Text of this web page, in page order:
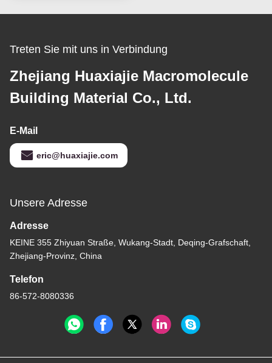
Treten Sie mit uns in Verbindung
Zhejiang Huaxiajie Macromolecule
Building Material Co., Ltd.
E-Mail
eric@huaxiajie.com
Unsere Adresse
Adresse
KEINE 355 Zhiyuan Straße, Wukang-Stadt, Deqing-Grafschaft,
Zhejiang-Provinz, China
Telefon
86-572-8080336